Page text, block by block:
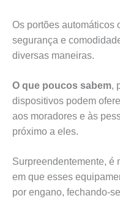
Os portões automáticos
segurança e
diversas maneiras.
O que poucos sabem,
dispositivos podem
aos moradores e às
próximo a eles.
Surpreendentemente, é
em que esses
por engano, fechando-